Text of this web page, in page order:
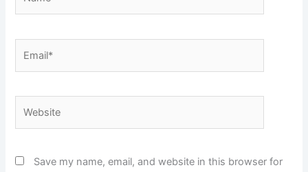
Save my name, email, and website in this browser for